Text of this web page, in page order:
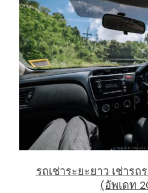
รถเช่าระยะยาว เช่าร
(อัพเดท